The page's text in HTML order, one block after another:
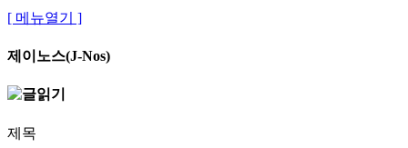
[ 메뉴열기 ]
제이노스(J-Nos)
제목